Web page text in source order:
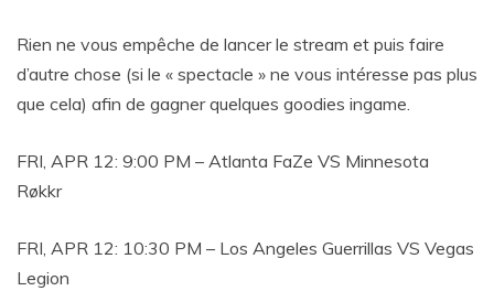
Rien ne vous empêche de lancer le stream et puis faire
d’autre chose (si le « spectacle » ne vous intéresse pas plus
que cela) afin de gagner quelques goodies ingame.
FRI, APR 12: 9:00 PM – Atlanta FaZe VS Minnesota
Røkkr
FRI, APR 12: 10:30 PM – Los Angeles Guerrillas VS Vegas
Legion